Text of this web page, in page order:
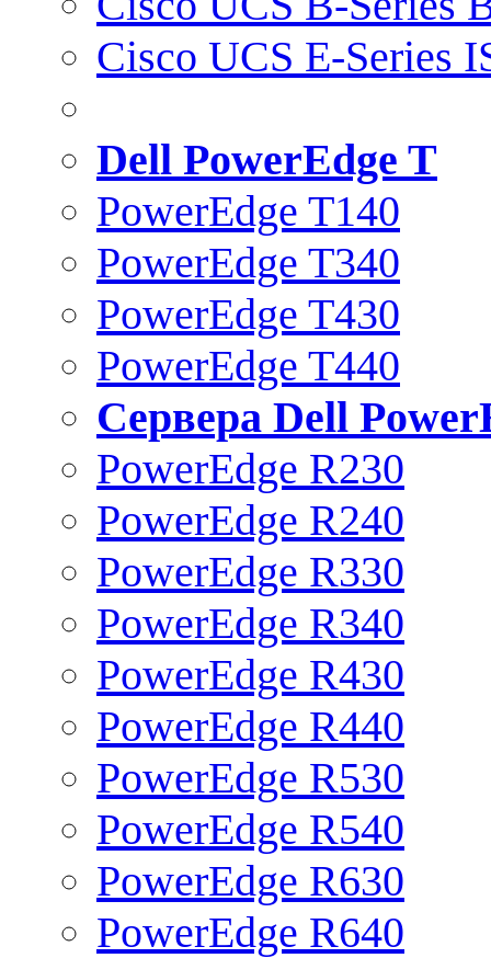
Cisco UCS E-Series
Dell PowerEdge T
PowerEdge T140
PowerEdge T340
PowerEdge T430
PowerEdge T440
Сервера Dell
PowerEdge R230
PowerEdge R240
PowerEdge R330
PowerEdge R340
PowerEdge R430
PowerEdge R440
PowerEdge R530
PowerEdge R540
PowerEdge R630
PowerEdge R640